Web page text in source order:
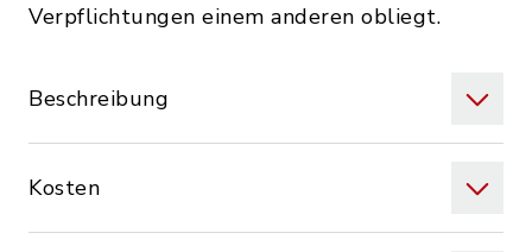
Verpflichtungen einem anderen obliegt.
Beschreibung
Kosten